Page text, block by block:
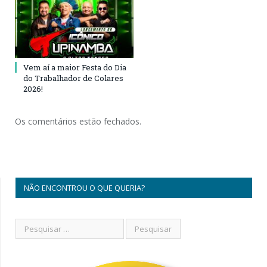
Vem aí a maior Festa do Dia
do Trabalhador de Colares
2026!
Os comentários estão fechados.
NÃO ENCONTROU O QUE QUERIA?